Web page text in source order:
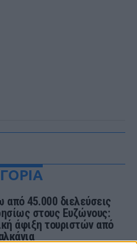
από 45.000 διελεύσεις
στους Ευζώνους:
άφιξη τουριστών από